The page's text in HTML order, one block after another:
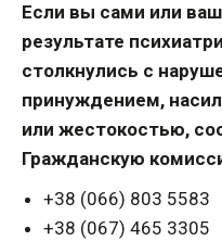
Если вы сами или
результате
столкнулись с
принуждением,
или жестокостью,
Гражданскую
+38 (066) 803 5583
+38 (067) 465 3305